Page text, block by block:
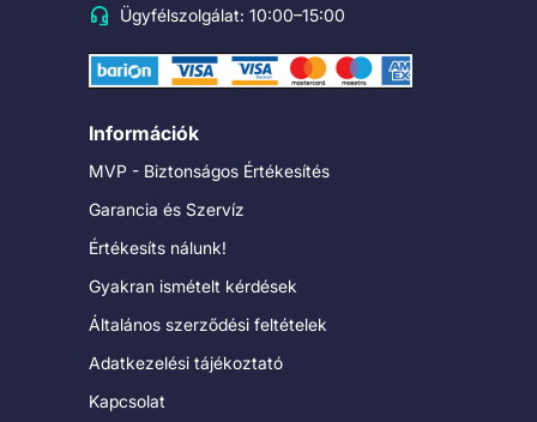
Ügyfélszolgálat: 10:00–15:00
Információk
MVP - Biztonságos Értékesítés
Garancia és Szervíz
Értékesíts nálunk!
Gyakran ismételt kérdések
Általános szerződési feltételek
Adatkezelési tájékoztató
Kapcsolat